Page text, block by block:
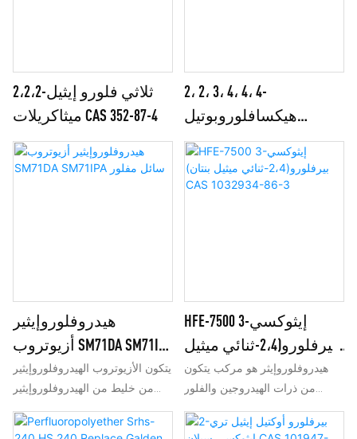
2،2،2-ثلاثي فلورو إيثيل
ميثاكريلات CAS 352-87-4
2، 2، 3، 4، 4، 4-
هيكسافلوروبوتيل
أكريلات CAS 54052-90-3
هيدروفلوروإيثير
أزيوتروب SM71DA SM71IPA
سائل مفلور
يتكون الأزيوتروب الهيدروفلوروإيثير
من خليط من الهيدروفلوروإيثير
والمذيب العضوي، مع نقطة غليان
ثابتة. أثناء الغليان، تظل نسبة كل
HFE-7500 3-إيثوكسي
بيرفلورو(2،4-ثنائي ميثيل
بنتان) CAS 1032934-86-3
هيدروفلوروإيثر هو مركب يتكون
من ذرات الهيدروجين والفلور
والأكسجين والكربون، مع بنية
الأثير، وإمكانية استنفاد الأوزون